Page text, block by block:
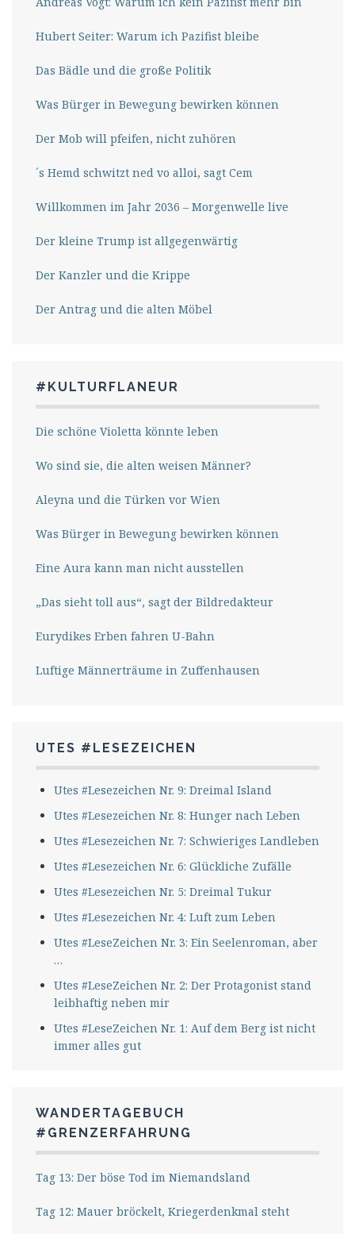
Hubert Seiter: Warum ich Pazifist bleibe
Das Bädle und die große Politik
Was Bürger in Bewegung bewirken können
Der Mob will pfeifen, nicht zuhören
´s Hemd schwitzt ned vo alloi, sagt Cem
Willkommen im Jahr 2036 – Morgenwelle live
Der kleine Trump ist allgegenwärtig
Der Kanzler und die Krippe
Der Antrag und die alten Möbel
#KULTURFLANEUR
Die schöne Violetta könnte leben
Wo sind sie, die alten weisen Männer?
Aleyna und die Türken vor Wien
Was Bürger in Bewegung bewirken können
Eine Aura kann man nicht ausstellen
„Das sieht toll aus“, sagt der Bildredakteur
Eurydikes Erben fahren U-Bahn
Luftige Männerträume in Zuffenhausen
UTES #LESEZEICHEN
Utes #Lesezeichen Nr. 9: Dreimal Island
Utes #Lesezeichen Nr. 8: Hunger nach Leben
Utes #Lesezeichen Nr. 7: Schwieriges Landleben
Utes #Lesezeichen Nr. 6: Glückliche Zufälle
Utes #Lesezeichen Nr. 5: Dreimal Tukur
Utes #Lesezeichen Nr. 4: Luft zum Leben
Utes #LeseZeichen Nr. 3: Ein Seelenroman, aber
…
Utes #LeseZeichen Nr. 2: Der Protagonist stand
leibhaftig neben mir
Utes #LeseZeichen Nr. 1: Auf dem Berg ist nicht
immer alles gut
WANDERTAGEBUCH
#GRENZERFAHRUNG
Tag 13: Der böse Tod im Niemandsland
Tag 12: Mauer bröckelt, Kriegerdenkmal steht